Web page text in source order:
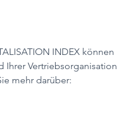
INDEX können
Ihrer Vertriebsorganisation
mehr darüber: